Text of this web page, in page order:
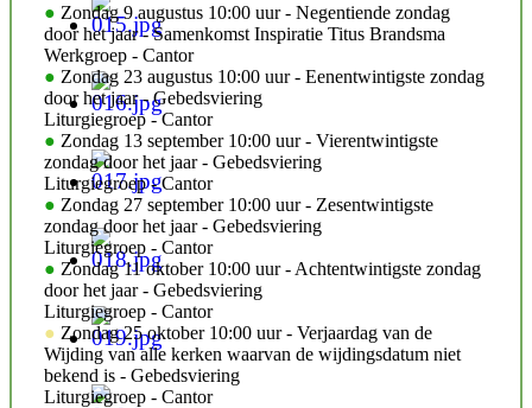
● Zondag 9 augustus 10:00 uur - Negentiende zondag
door het jaar - Samenkomst Inspiratie Titus Brandsma
Werkgroep - Cantor
● Zondag 23 augustus 10:00 uur - Eenentwintigste zondag
door het jaar - Gebedsviering
Liturgiegroep - Cantor
● Zondag 13 september 10:00 uur - Vierentwintigste
zondag door het jaar - Gebedsviering
Liturgiegroep - Cantor
● Zondag 27 september 10:00 uur - Zesentwintigste
zondag door het jaar - Gebedsviering
Liturgiegroep - Cantor
● Zondag 11 oktober 10:00 uur - Achtentwintigste zondag
door het jaar - Gebedsviering
Liturgiegroep - Cantor
● Zondag 25 oktober 10:00 uur - Verjaardag van de
Wijding van alle kerken waarvan de wijdingsdatum niet
bekend is - Gebedsviering
Liturgiegroep - Cantor